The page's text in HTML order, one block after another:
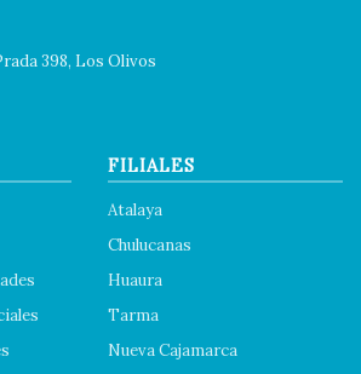
398, Los Olivos
FILIALES
Atalaya
Chulucanas
Huaura
Tarma
Nueva Cajamarca